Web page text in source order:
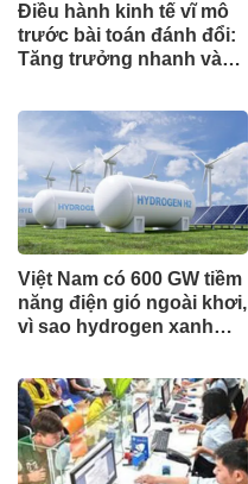
Điều hành kinh tế vĩ mô
trước bài toán đánh đổi:
Tăng trưởng nhanh và
Việt Nam có 600 GW tiềm
năng điện gió ngoài khơi,
vì sao hydrogen xanh